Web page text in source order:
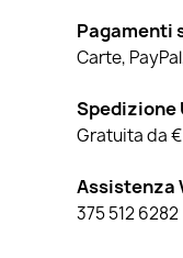
Pagamenti
Carte,
Spedizione
Gratuita da
Assistenza
375 512 6282